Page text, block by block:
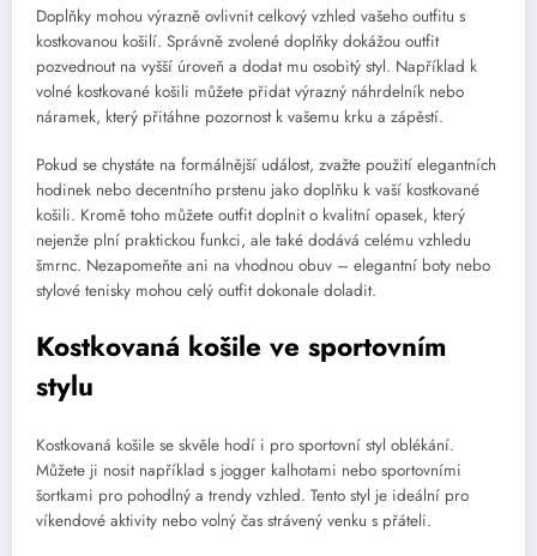
Doplňky mohou výrazně ovlivnit celkový vzhled vašeho outfitu s
kostkovanou košilí. Správně zvolené doplňky dokážou outfit
pozvednout na vyšší úroveň a dodat mu osobitý styl. Například k
volné kostkované košili můžete přidat výrazný náhrdelník nebo
náramek, který přitáhne pozornost k vašemu krku a zápěstí.
Pokud se chystáte na formálnější událost, zvažte použití elegantních
hodinek nebo decentního prstenu jako doplňku k vaší kostkované
košili. Kromě toho můžete outfit doplnit o kvalitní opasek, který
nejenže plní praktickou funkci, ale také dodává celému vzhledu
šmrnc. Nezapomeňte ani na vhodnou obuv – elegantní boty nebo
stylové tenisky mohou celý outfit dokonale doladit.
Kostkovaná košile ve sportovním
stylu
Kostkovaná košile se skvěle hodí i pro sportovní styl oblékání.
Můžete ji nosit například s jogger kalhotami nebo sportovními
šortkami pro pohodlný a trendy vzhled. Tento styl je ideální pro
víkendové aktivity nebo volný čas strávený venku s přáteli.